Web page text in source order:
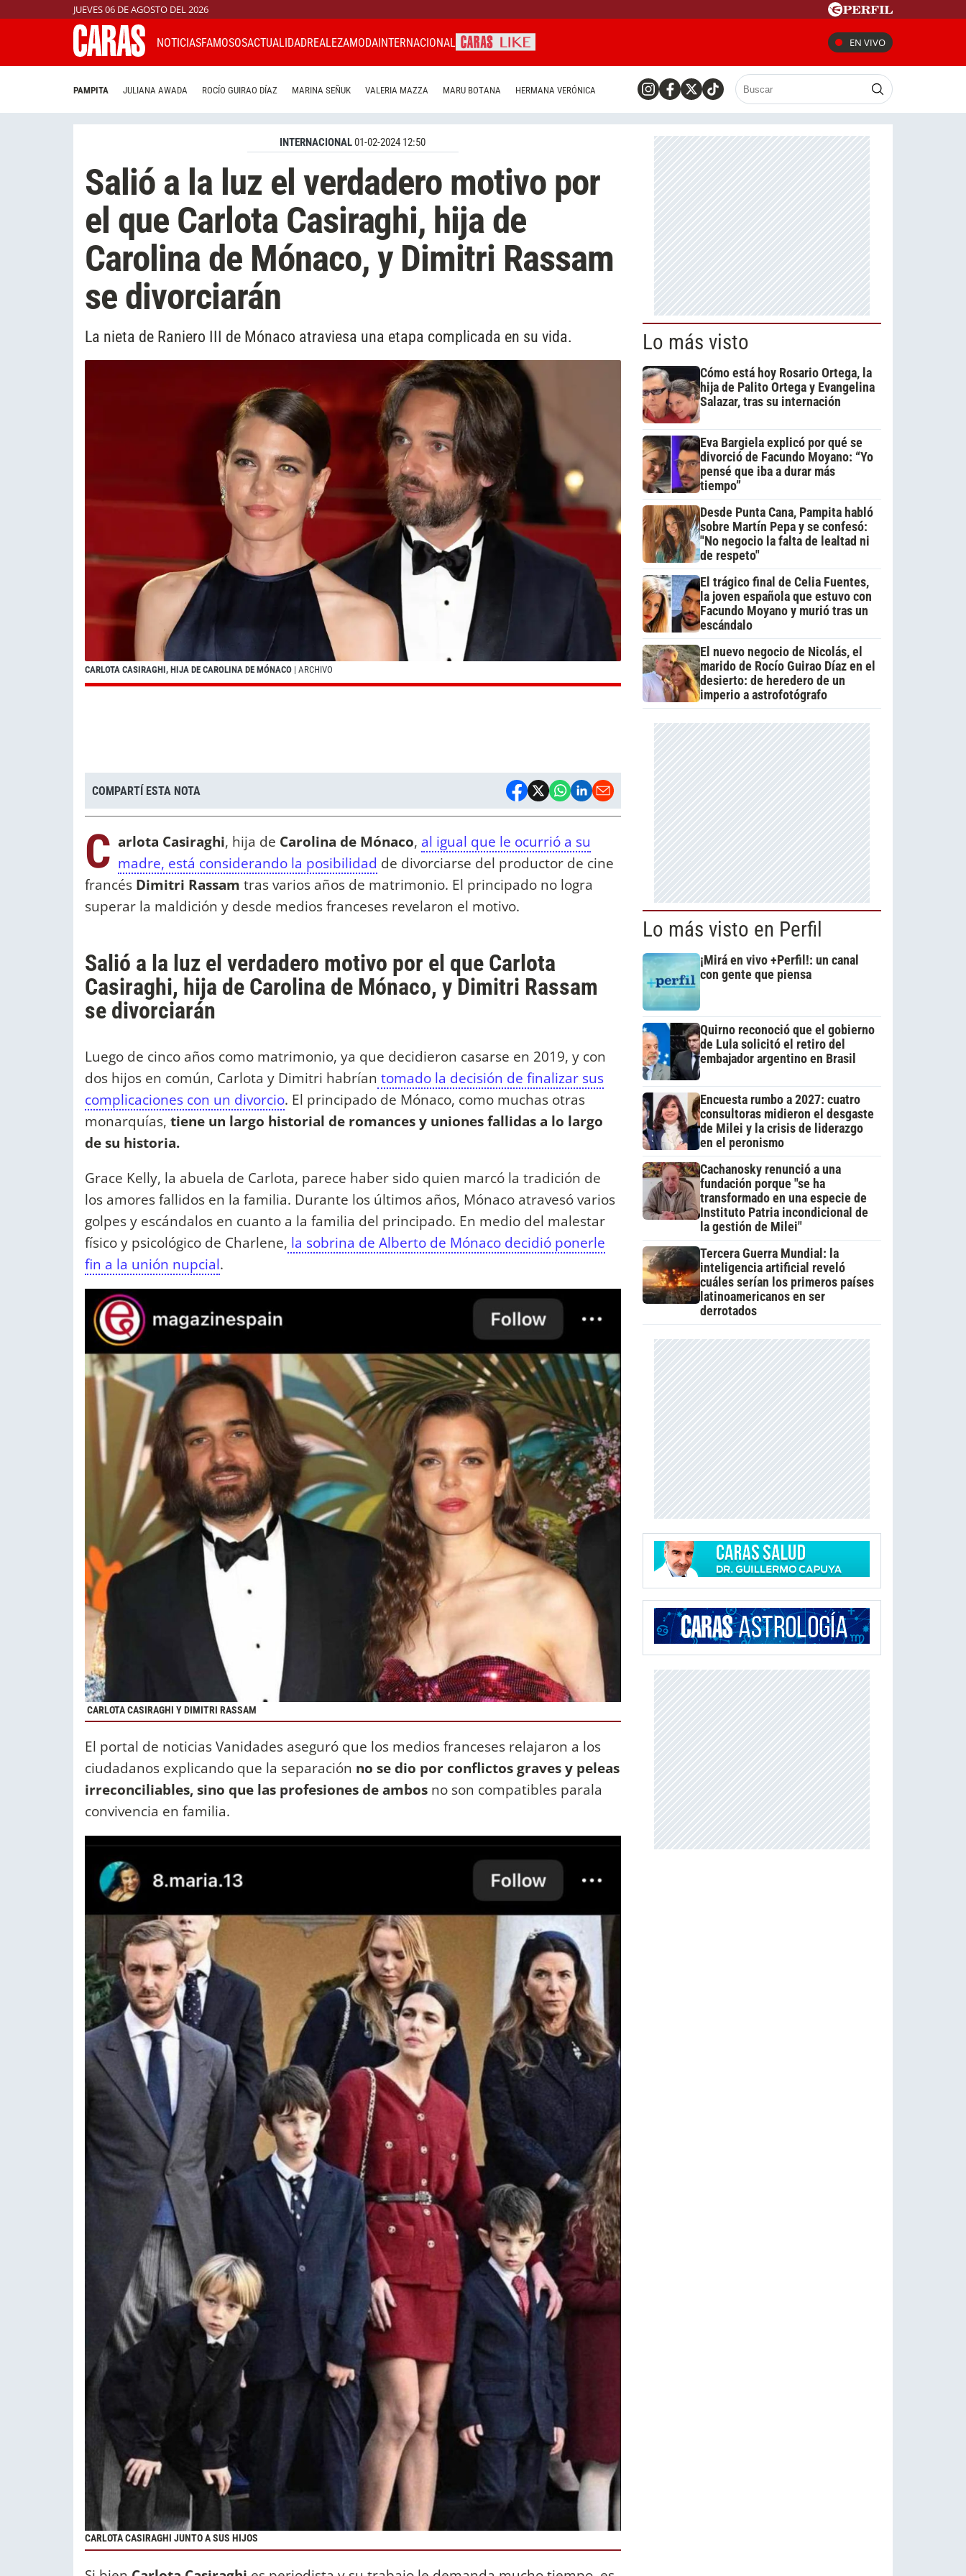
JUEVES 06 DE AGOSTO DEL 2026
NOTICIASFAMOSOSACTUALIDADREALEZAMODAINTERNACIONAL EN VIVO
PAMPITA JULIANA AWADA ROCÍO GUIRAO DÍAZ MARINA SEÑUK VALERIA MAZZA MARU BOTANA HERMANA VERÓNICA
INTERNACIONAL01-02-2024 12:50
Salió a la luz el verdadero motivo por
el que Carlota Casiraghi, hija de
Carolina de Mónaco, y Dimitri Rassam
se divorciarán
La nieta de Raniero III de Mónaco atraviesa una etapa complicada en su vida.
CARLOTA CASIRAGHI, HIJA DE CAROLINA DE MÓNACO | ARCHIVO
COMPARTÍ ESTA NOTA
C arlota Casiraghi, hija de Carolina de Mónaco, al igual que le ocurrió a su
madre, está considerando la posibilidad de divorciarse del productor de cine
francés Dimitri Rassam tras varios años de matrimonio. El principado no logra
superar la maldición y desde medios franceses revelaron el motivo.
Salió a la luz el verdadero motivo por el que Carlota
Casiraghi, hija de Carolina de Mónaco, y Dimitri Rassam
se divorciarán
Luego de cinco años como matrimonio, ya que decidieron casarse en 2019, y con
dos hijos en común, Carlota y Dimitri habrían tomado la decisión de finalizar sus
complicaciones con un divorcio. El principado de Mónaco, como muchas otras
monarquías, tiene un largo historial de romances y uniones fallidas a lo largo
de su historia.
Grace Kelly, la abuela de Carlota, parece haber sido quien marcó la tradición de
los amores fallidos en la familia. Durante los últimos años, Mónaco atravesó varios
golpes y escándalos en cuanto a la familia del principado. En medio del malestar
físico y psicológico de Charlene, la sobrina de Alberto de Mónaco decidió ponerle
fin a la unión nupcial.
CARLOTA CASIRAGHI Y DIMITRI RASSAM
El portal de noticias Vanidades aseguró que los medios franceses relajaron a los
ciudadanos explicando que la separación no se dio por conflictos graves y peleas
irreconciliables, sino que las profesiones de ambos no son compatibles parala
convivencia en familia.
CARLOTA CASIRAGHI JUNTO A SUS HIJOS
Lo más visto
Cómo está hoy Rosario Ortega, la
hija de Palito Ortega y Evangelina
Salazar, tras su internación
Eva Bargiela explicó por qué se
divorció de Facundo Moyano: “Yo
pensé que iba a durar más
tiempo”
Desde Punta Cana, Pampita habló
sobre Martín Pepa y se confesó:
"No negocio la falta de lealtad ni
de respeto"
El trágico final de Celia Fuentes,
la joven española que estuvo con
Facundo Moyano y murió tras un
escándalo
El nuevo negocio de Nicolás, el
marido de Rocío Guirao Díaz en el
desierto: de heredero de un
imperio a astrofotógrafo
Lo más visto en Perfil
¡Mirá en vivo +Perfil!: un canal
con gente que piensa
Quirno reconoció que el gobierno
de Lula solicitó el retiro del
embajador argentino en Brasil
Encuesta rumbo a 2027: cuatro
consultoras midieron el desgaste
de Milei y la crisis de liderazgo
en el peronismo
Cachanosky renunció a una
fundación porque "se ha
transformado en una especie de
Instituto Patria incondicional de
la gestión de Milei"
Tercera Guerra Mundial: la
inteligencia artificial reveló
cuáles serían los primeros países
latinoamericanos en ser
derrotados